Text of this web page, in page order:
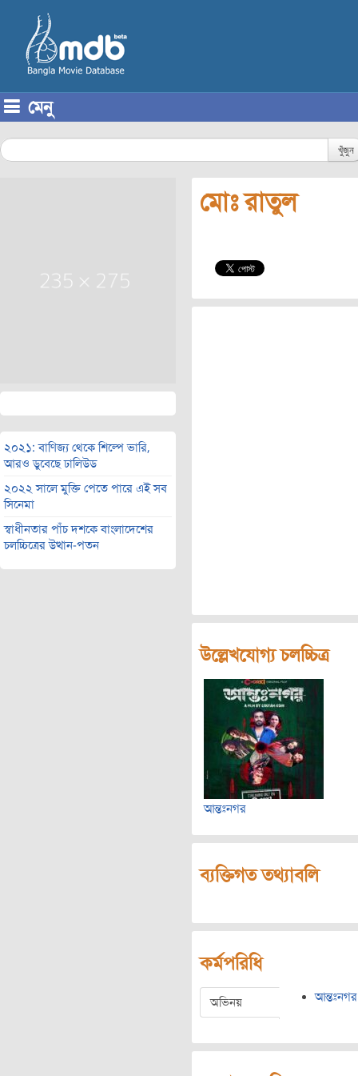
মেনু
খুঁজুন
২০২১: বাণিজ্য থেকে শিল্পে ভারি,
আরও ডুবেছে ঢালিউড
২০২২ সালে মুক্তি পেতে পারে এই সব
সিনেমা
স্বাধীনতার পাঁচ দশকে বাংলাদেশের
চলচ্চিত্রের উত্থান-পতন
মোঃ রাতুল
উল্লেখযোগ্য চলচ্চিত্র
আন্তঃনগর
ব্যক্তিগত তথ্যাবলি
কর্মপরিধি
অভিনয় আন্তঃনগর